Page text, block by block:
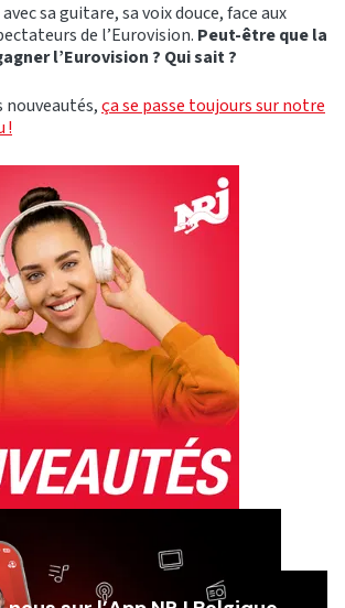
sa guitare, sa voix douce, face aux
de l’Eurovision. Peut-être que la
l’Eurovision ? Qui sait ?
nouveautés,ça se passe toujours sur notre
!